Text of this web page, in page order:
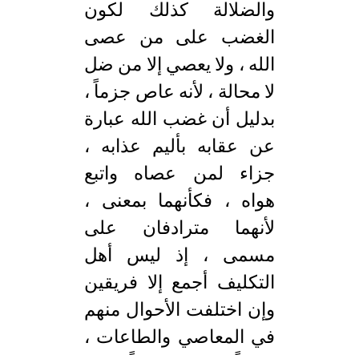
والضلالة كذلك لكون
الغضب على من عصى
الله ، ولا يعصي إلا من ضل
لا محالة ، لأنه عاص جزماً ،
بدليل أن غضب الله عبارة
عن عقابه بأليم عذابه ،
جزاء لمن عصاه واتبع
هواه ، فكأنهما بمعنى ،
لأنهما مترادفان على
مسمى ، إذ ليس أهل
التكليف أجمع إلا فريقين
وإن اختلفت الأحوال منهم
في المعاصي والطاعات ،